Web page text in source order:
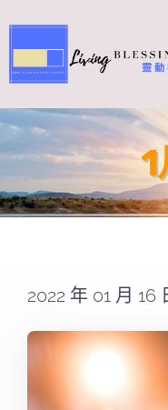
to
content
關於我們
奉獻支持
Search
1
2022 年 01 月 16